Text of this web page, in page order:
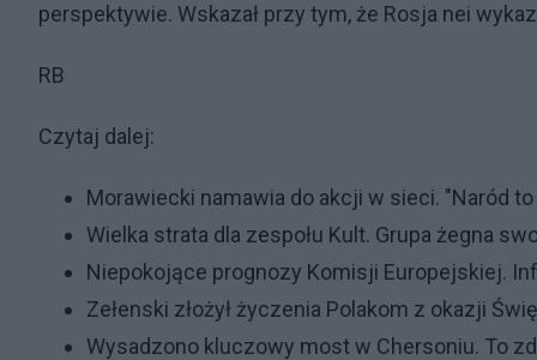
perspektywie. Wskazał przy tym, że Rosja nei
RB
Czytaj dalej:
Morawiecki namawia do akcji w sieci. "Naród
Wielka strata dla zespołu Kult. Grupa żegna
Niepokojące prognozy Komisji Europejskiej.
Zełenski złożył życzenia Polakom z okazji
Wysadzono kluczowy most w Chersoniu. To